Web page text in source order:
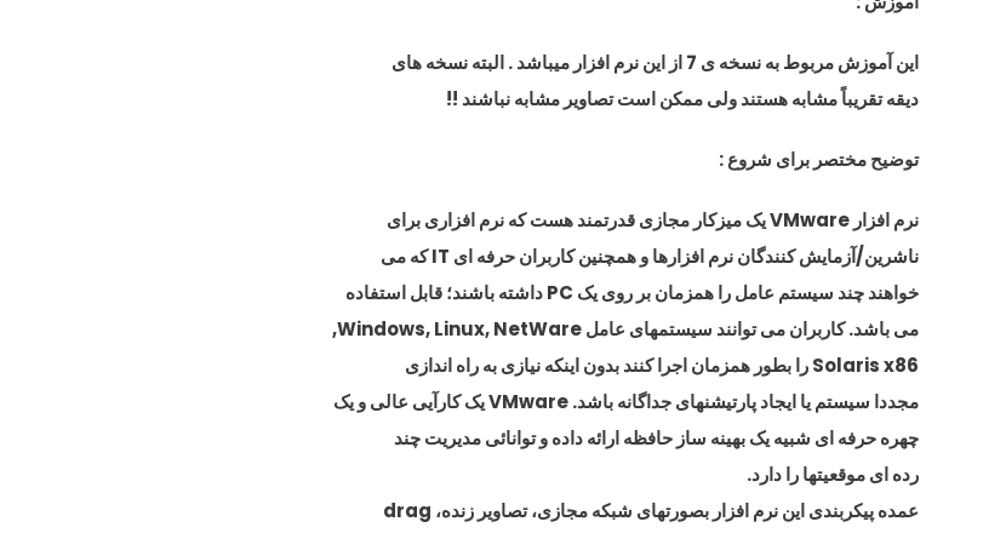
این آموزش مربوط به نسخه ی 7 از این نرم افزار میباشد . البته نسخه های
دیقه تقریباً مشابه هستند ولی ممکن است تصاویر مشابه نباشند !!
توضیح مختصر برای شروع :
نرم افزار VMware یک میزکار مجازی قدرتمند هست که نرم افزاری برای
ناشرین/آزمایش کنندگان نرم افزارها و همچنین کاربران حرفه ای IT که می
خواهند چند سیستم عامل را همزمان بر روی یک PC داشته باشند؛ قابل استفاده
می باشد. کاربران می توانند سیستمهای عامل Windows, Linux, NetWare,
Solaris x86 را بطور همزمان اجرا کنند بدون اینکه نیازی به راه اندازی
مجددا سیستم یا ایجاد پارتیشنهای جداگانه باشد. VMware یک کارآیی عالی و یک
چهره حرفه ای شبیه یک بهینه ساز حافظه ارائه داده و توانائی مدیریت چند
رده ای موقعیتها را دارد.
عمده پیکربندی این نرم افزار بصورتهای شبکه مجازی، تصاویر زنده، drag